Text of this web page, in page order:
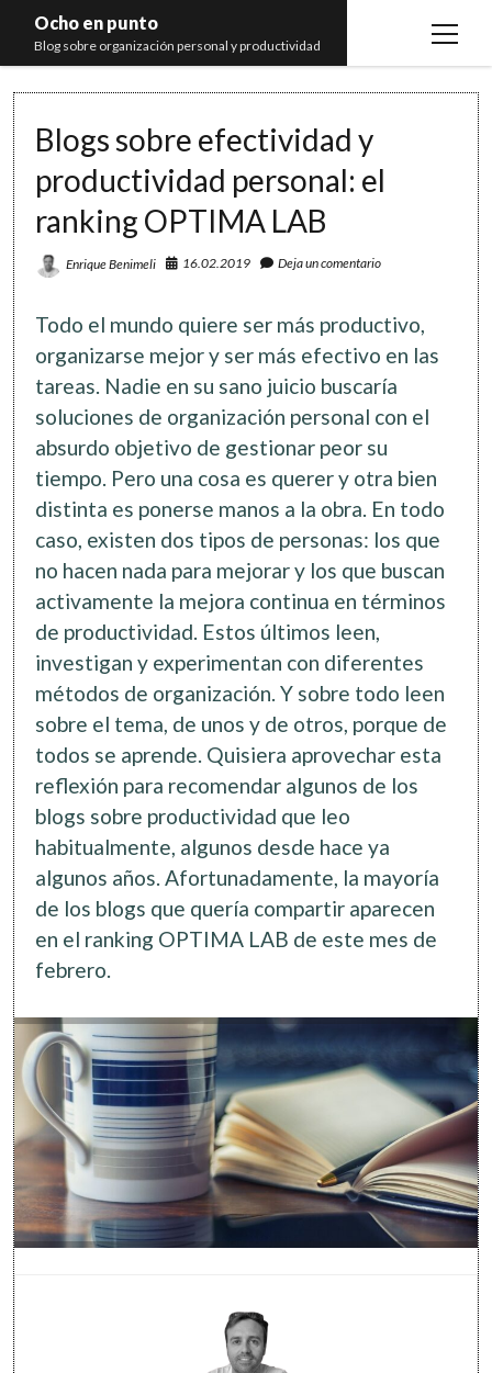
Ocho en punto
Blog sobre organización personal y productividad
open
Libros
Recomendaciones
Blogs sobre efectividad y
productividad personal: el
ranking OPTIMA LAB
Enrique Benimeli 16.02.2019 Deja un comentario
Todo el mundo quiere ser más productivo,
organizarse mejor y ser más efectivo en las
tareas. Nadie en su sano juicio buscaría
soluciones de organización personal con el
absurdo objetivo de gestionar peor su
tiempo. Pero una cosa es querer y otra bien
distinta es ponerse manos a la obra. En todo
caso, existen dos tipos de personas: los que
no hacen nada para mejorar y los que buscan
activamente la mejora continua en términos
de productividad. Estos últimos leen,
investigan y experimentan con diferentes
métodos de organización. Y sobre todo leen
sobre el tema, de unos y de otros, porque de
todos se aprende. Quisiera aprovechar esta
reflexión para recomendar algunos de los
blogs sobre productividad que leo
habitualmente, algunos desde hace ya
algunos años. Afortunadamente, la mayoría
de los blogs que quería compartir aparecen
en el ranking OPTIMA LAB de este mes de
febrero.